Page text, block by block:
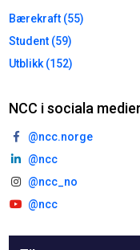
Bærekraft (55)
Student (59)
Utblikk (152)
NCC i sociala medier
@ncc.norge
@ncc
@ncc_no
@ncc